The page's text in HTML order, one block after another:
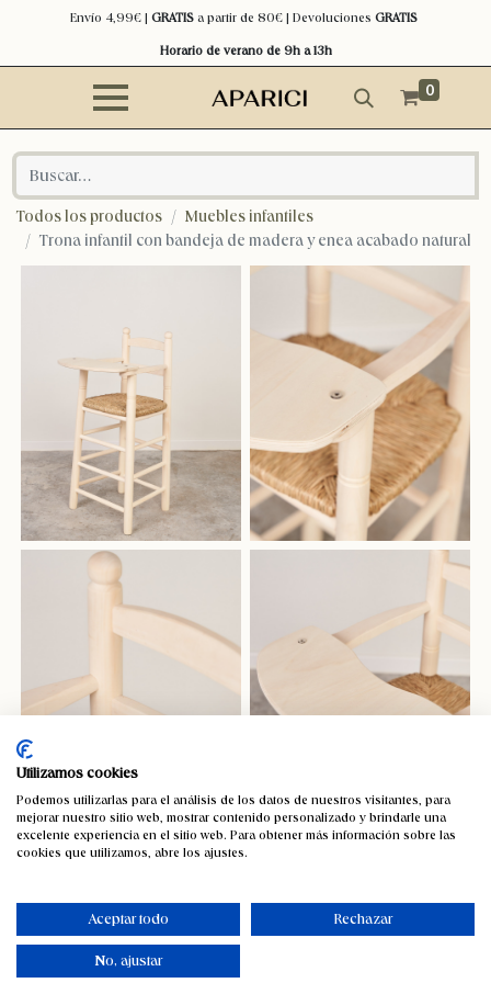
Envío 4,99€ | GRATISa partir de 80€ | Devoluciones GRATIS
Horario de verano de 9h a 13h
0
Todos los productos
Muebles infantiles
Trona infantil con bandeja de madera y enea acabado natural
Utilizamos cookies
Podemos utilizarlas para el análisis de los datos de nuestros visitantes, para
mejorar nuestro sitio web, mostrar contenido personalizado y brindarle una
excelente experiencia en el sitio web. Para obtener más información sobre las
cookies que utilizamos, abre los ajustes.
Aceptar todo Rechazar
No, ajustar